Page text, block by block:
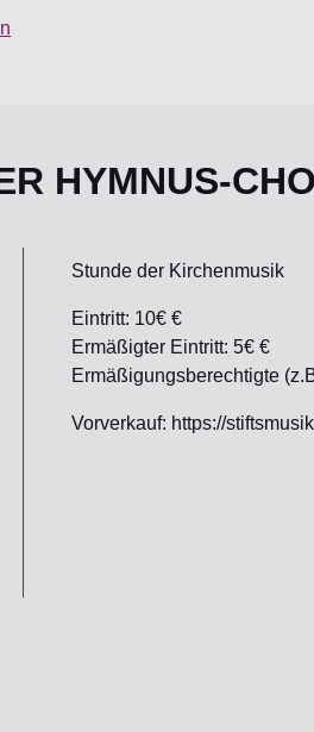
HYMNUS-
Stunde der Kirchenmusik
Eintritt: 10€ €
Ermäßigter Eintritt: 5€ €
Ermäßigungsberechtigte
Vorverkauf: https://